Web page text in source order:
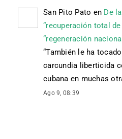
San Pito Pato en De
“recuperación total
“regeneración
“También le ha
carcundia liberticida
cubana en muchas
Ago 9, 08:39